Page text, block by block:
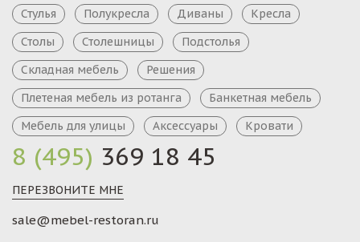
8 (495) 369 18 45
ПЕРЕЗВОНИТЕ МНЕ
sale@mebel-restoran.ru
Стулья Полукресла Диваны
Кресла
Столы
Столешницы
Подстолья
Складная мебель
Решения
Плетеная мебель из ротанга
Банкетная мебель
Мебель для улицы
Аксессуары Кровати